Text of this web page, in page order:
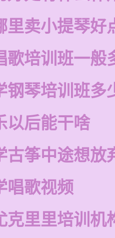
里卖小提琴好
歌培训班一般
钢琴培训班多
以后能干啥
古筝中途想放
唱歌视频
克里里培训机